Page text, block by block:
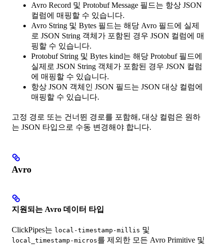
Avro Record 및 Protobuf Message 필드는 항상 JSON
컬럼에 매핑할 수 있습니다.
Avro String 및 Bytes 필드는 해당 Avro 필드에 실제
로 JSON String 객체가 포함된 경우 JSON 컬럼에 매
핑할 수 있습니다.
Protobuf String 및 Bytes kind는 해당 Protobuf 필드에
실제로 JSON String 객체가 포함된 경우 JSON 컬럼
에 매핑할 수 있습니다.
항상 JSON 객체인 JSON 필드는 JSON 대상 컬럼에
매핑할 수 있습니다.
고정 경로 또는 건너뛴 경로를 포함해, 대상 컬럼은 원하
는 JSON 타입으로 수동 변경해야 합니다.
Avro
지원되는 Avro 데이터 타입
ClickPipes는 local-timestamp-millis 및
local_timestamp-micros를 제외한 모든 Avro Primitive 및